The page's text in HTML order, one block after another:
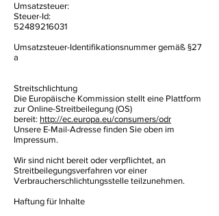
Umsatzsteuer:
​Steuer-Id:
52489216031
Umsatzsteuer-Identifikationsnummer gemäß §27
a
Streitschlichtung
Die Europäische Kommission stellt eine Plattform
zur Online-Streitbeilegung (OS)
bereit: http://ec.europa.eu/consumers/odr
Unsere E-Mail-Adresse finden Sie oben im
Impressum.
Wir sind nicht bereit oder verpflichtet, an
Streitbeilegungsverfahren vor einer
Verbraucherschlichtungsstelle teilzunehmen.
Haftung für Inhalte